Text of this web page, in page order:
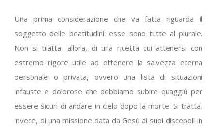
Una prima considerazione che va fatta riguarda il
soggetto delle beatitudini: esse sono tutte al plurale.
Non si tratta, allora, di una ricetta cui attenersi con
estremo rigore utile ad ottenere la salvezza eterna
personale o privata, ovvero una lista di situazioni
infauste e dolorose che dobbiamo subire quaggiù per
essere sicuri di andare in cielo dopo la morte. Si tratta,
invece, di una missione data da Gesù ai suoi discepoli in